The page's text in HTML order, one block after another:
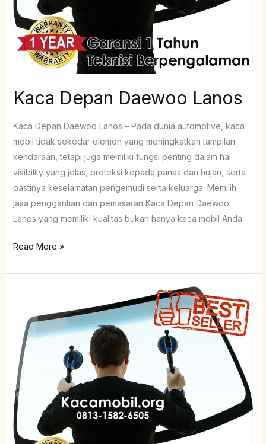
Kaca Depan Daewoo Lanos
Kaca Depan Daewoo Lanos – Pada dunia automotive, kaca
mobil tidak sekedar elemen yang meningkatkan tampilan
kendaraan, tetapi juga memiliki fungsi penting dalam hal
visibility yang jelas, proteksi kepada panas dan hujan, serta
pastinya keselamatan pengemudi serta keluarga. Memilih
jasa penggantian dan pemasaran Kaca Depan Daewoo
Lanos yang memiliki kualitas bukan hanya kaca mobil Anda
Read More »
Daewoo
Leganza